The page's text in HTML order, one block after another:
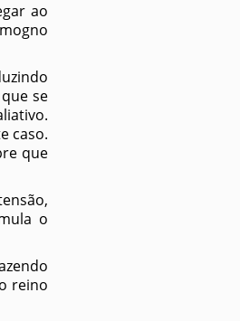
ao
se
caso.
que
o
reino